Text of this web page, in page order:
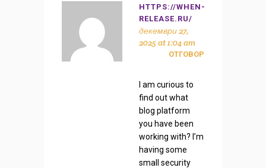
HTTPS://WHEN-
RELEASE.RU/
декември 27,
2025 at 1:04 am
ОТГОВОР
I am curious to
find out what
blog platform
you have been
working with? I’m
having some
small security